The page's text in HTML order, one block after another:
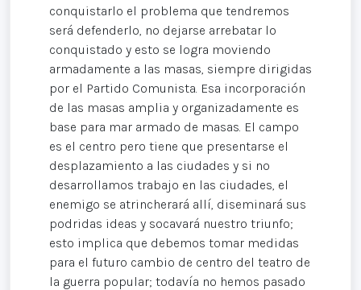
conquistarlo el problema que tendremos
será defenderlo, no dejarse arrebatar lo
conquistado y esto se logra moviendo
armadamente a las masas, siempre dirigidas
por el Partido Comunista. Esa incorporación
de las masas amplia y organizadamente es
base para mar armado de masas. El campo
es el centro pero tiene que presentarse el
desplazamiento a las ciudades y si no
desarrollamos trabajo en las ciudades, el
enemigo se atrincherará allí, diseminará sus
podridas ideas y socavará nuestro triunfo;
esto implica que debemos tomar medidas
para el futuro cambio de centro del teatro de
la guerra popular; todavía no hemos pasado